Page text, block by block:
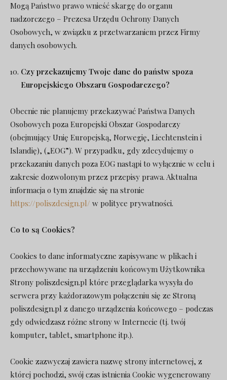
Mogą Państwo prawo wnieść skargę do organu
nadzorczego – Prezesa Urzędu Ochrony Danych
Osobowych, w związku z przetwarzaniem przez Firmy
danych osobowych.
Czy przekazujemy Twoje dane do państw spoza
Europejskiego Obszaru Gospodarczego?
Obecnie nie planujemy przekazywać Państwa Danych
Osobowych poza Europejski Obszar Gospodarczy
(obejmujący Unię Europejską, Norwegię, Liechtenstein i
Islandię), („EOG”). W przypadku, gdy zdecydujemy o
przekazaniu danych poza EOG nastąpi to wyłącznie w celu i
zakresie dozwolonym przez przepisy prawa. Aktualna
informacja o tym znajdzie się na stronie
https://poliszdesign.pl/ w polityce prywatności.
Co to są Cookies?
Cookies to dane informatyczne zapisywane w plikach i
przechowywane na urządzeniu końcowym Użytkownika
Strony poliszdesign.pl które przeglądarka wysyła do
serwera przy każdorazowym połączeniu się ze Stroną
poliszdesign.pl z danego urządzenia końcowego – podczas
gdy odwiedzasz różne strony w Internecie (tj. twój
komputer, tablet, smartphone itp.).
Cookie zazwyczaj zawiera nazwę strony internetowej, z
której pochodzi, swój czas istnienia Cookie wygenerowany